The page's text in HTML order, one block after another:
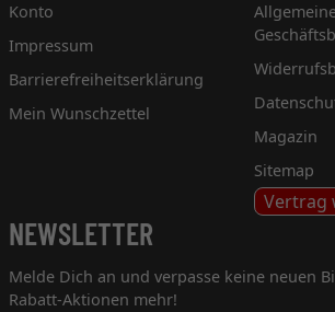
Konto
Impressum
Barrierefreiheitserklärung
Mein Wunschzettel
Magazin
Sitemap
Vertrag
NEWSLETTER
Melde Dich an und verpasse keine neuen
Rabatt-Aktionen mehr!